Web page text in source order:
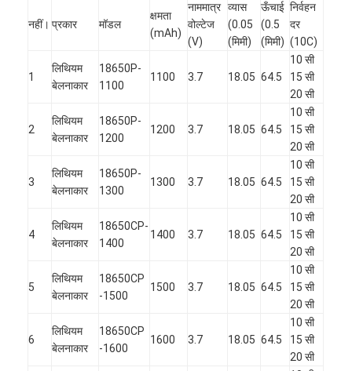
नहीं। प्रकार मॉडल
क्षमता
(mAh)
नाममात्र
वोल्टेज
(V)
व्यास
(0.05
(मिमी)
ऊँचाई
(0.5
(मिमी)
निर्वहन
दर
(10C)
1
लिथियम
बेलनाकार
18650P-
1100
1100 3.7 18.05 64.5
10 सी
15 सी
20 सी
2
लिथियम
बेलनाकार
18650P-
1200
1200 3.7 18.05 64.5
10 सी
15 सी
20 सी
3
लिथियम
बेलनाकार
18650P-
1300
1300 3.7 18.05 64.5
10 सी
15 सी
20 सी
4
लिथियम
बेलनाकार
18650CP-
1400
1400 3.7 18.05 64.5
10 सी
15 सी
20 सी
5
लिथियम
बेलनाकार
18650CP
-1500
1500 3.7 18.05 64.5
10 सी
15 सी
20 सी
6
लिथियम
बेलनाकार
18650CP
-1600
1600 3.7 18.05 64.5
10 सी
15 सी
20 सी